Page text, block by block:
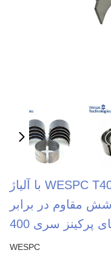
کیت WESPC T402620 Big End Bearing با آلیاژ
مقاوم در برابر
سری 400
WESPC